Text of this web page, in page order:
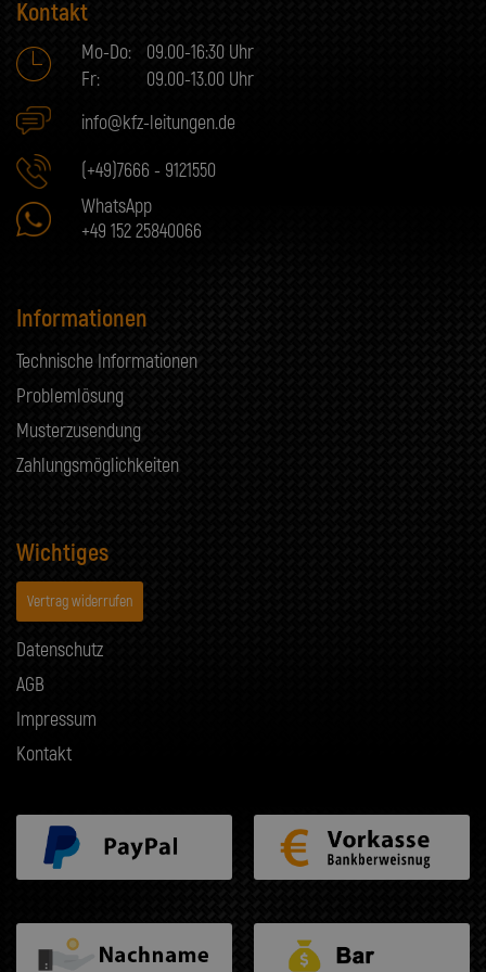
Kontakt
Mo-Do:
09.00-16:30 Uhr
Fr:
09.00-13.00 Uhr
info@kfz-leitungen.de
(+49)7666 - 9121550
WhatsApp
+49 152 25840066
Informationen
Technische Informationen
Problemlösung
Musterzusendung
Zahlungsmöglichkeiten
Wichtiges
Vertrag widerrufen
Datenschutz
AGB
Impressum
Kontakt